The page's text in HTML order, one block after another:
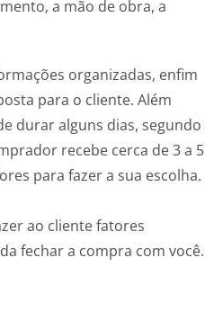
a mão de obra, a
organizadas, enfim
para o cliente. Além
durar alguns dias, segundo
recebe cerca de 3 a 5
para fazer a sua escolha.
ao cliente fatores
fechar a compra com você.